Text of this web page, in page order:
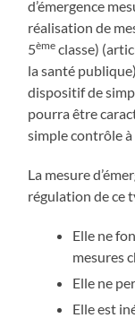
d’émergence
réalisation de
5ème classe)
la santé
dispositif de
pourra être
simple contrôle à
La mesure
régulation de ce
Elle ne
mesures
Elle ne
Elle est